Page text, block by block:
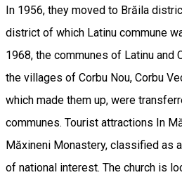
In 1956, they moved to Brăila
district of which Latinu commune
1968, the communes of Latinu and
the villages of Corbu Nou, Corbu
which made them up, were
communes. Tourist attractions In
Măxineni Monastery, classified as
of national interest. The church is